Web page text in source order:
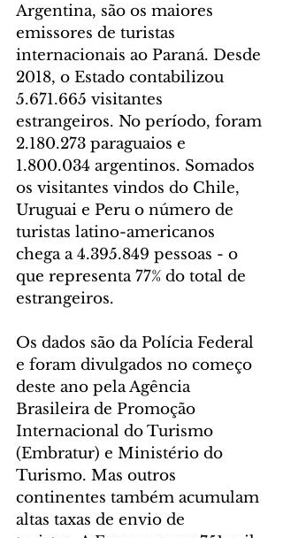
Argentina, são os maiores
emissores de turistas
internacionais ao Paraná. Desde
2018, o Estado contabilizou
5.671.665 visitantes
estrangeiros. No período, foram
2.180.273 paraguaios e
1.800.034 argentinos. Somados
os visitantes vindos do Chile,
Uruguai e Peru o número de
turistas latino-americanos
chega a 4.395.849 pessoas - o
que representa 77% do total de
estrangeiros.
Os dados são da Polícia Federal
e foram divulgados no começo
deste ano pela Agência
Brasileira de Promoção
Internacional do Turismo
(Embratur) e Ministério do
Turismo. Mas outros
continentes também acumulam
altas taxas de envio de